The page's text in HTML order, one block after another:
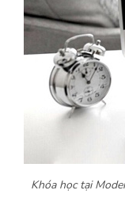
Khóa học tại